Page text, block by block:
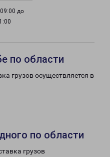
до
по области
грузов осуществляется в
по области
грузов